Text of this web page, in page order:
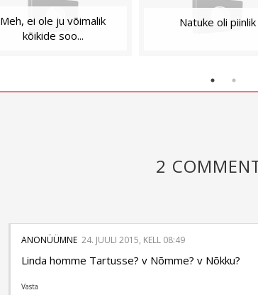
Meh, ei ole ju võimalik
kõikide soo...
Natuke oli piinlik
2
ANONÜÜMNE 24. JUULI 2015, KELL 08:49
Linda homme Tartusse? v Nõmme? v Nõkku?
Vasta